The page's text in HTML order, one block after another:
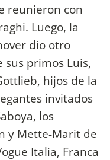
reunieron con
Luego, la
dio otro
sus primos Luis,
hijos de la
invitados
los
y Mette-Marit de
Italia, Franca